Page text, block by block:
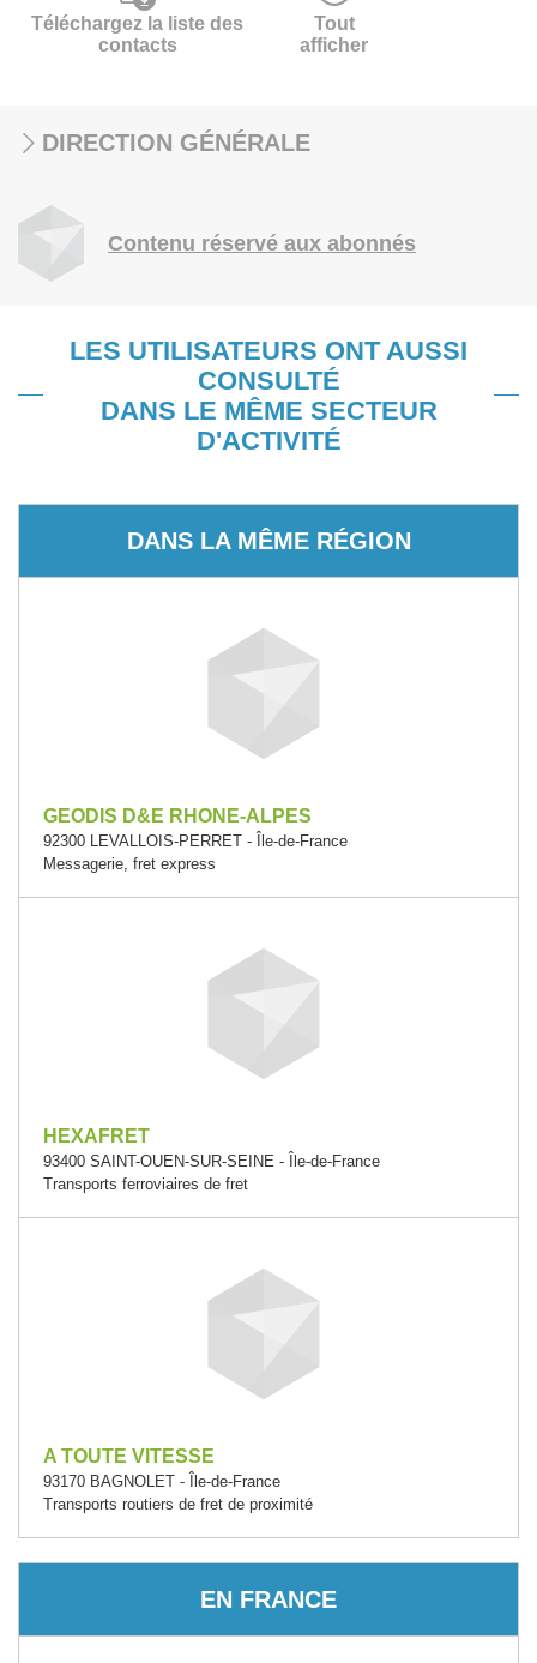
Téléchargez la liste des
contacts
Tout
afficher
DIRECTION GÉNÉRALE
Contenu réservé aux abonnés
LES UTILISATEURS ONT AUSSI
CONSULTÉ
DANS LE MÊME SECTEUR
D'ACTIVITÉ
DANS LA MÊME RÉGION
GEODIS D&E RHONE-ALPES
92300 LEVALLOIS-PERRET - Île-de-France
Messagerie, fret express
HEXAFRET
93400 SAINT-OUEN-SUR-SEINE - Île-de-France
Transports ferroviaires de fret
A TOUTE VITESSE
93170 BAGNOLET - Île-de-France
Transports routiers de fret de proximité
EN FRANCE